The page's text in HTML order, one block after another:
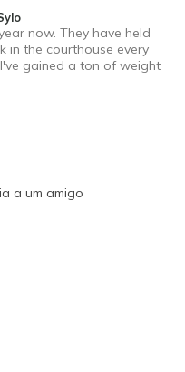
now. They have held
in the courthouse every
gained a ton of weight
a um amigo